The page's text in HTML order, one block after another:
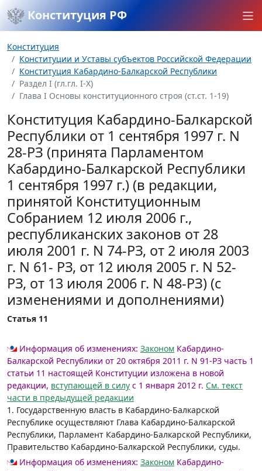
Конституция РФ
Конституция
Конституции и Уставы субъектов Российской Федерации
Конституция Кабардино-Балкарской Республики
Раздел I (гл.гл. I-X)
Глава I Основы конституционного строя (ст.ст. 1-19)
Конституция Кабардино-Балкарской
Республики от 1 сентября 1997 г. N
28-РЗ (принята Парламентом
Кабардино-Балкарской Республики
1 сентября 1997 г.) (в редакции,
принятой Конституционным
Собранием 12 июля 2006 г.,
республиканских законов от 28
июля 2001 г. N 74-РЗ, от 2 июля 2003
г. N 61- РЗ, от 12 июля 2005 г. N 52-
РЗ, от 13 июля 2006 г. N 48-РЗ) (с
изменениями и дополнениями)
Статья 11
Информация об изменениях: Законом Кабардино-
Балкарской Республики от 20 октября 2011 г. N 91-РЗ часть 1
статьи 11 настоящей Конституции изложена в новой
редакции, вступающей в силу с 1 января 2012 г. См. текст
части в предыдущей редакции
1. Государственную власть в Кабардино-Балкарской
Республике осуществляют Глава Кабардино-Балкарской
Республики, Парламент Кабардино-Балкарской Республики,
Правительство Кабардино-Балкарской Республики, суды.
Информация об изменениях: Законом Кабардино-